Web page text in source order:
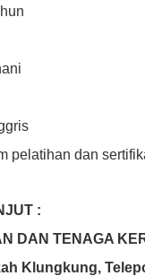
pelatihan dan
:
DAN TENAGA
Klungkung,